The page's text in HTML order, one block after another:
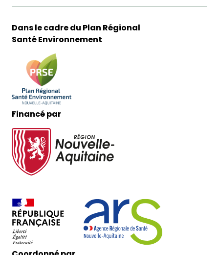
Dans le cadre du Plan Régional
Santé Environnement
Financé par